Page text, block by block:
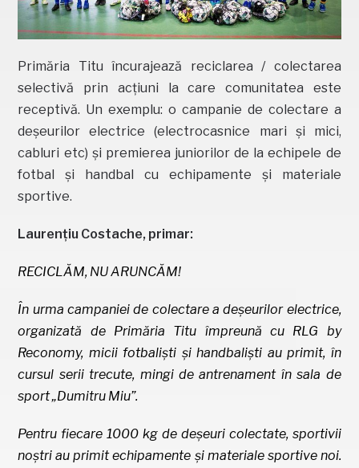
Primăria Titu încurajează reciclarea / colectarea
selectivă prin acțiuni la care comunitatea este
receptivă. Un exemplu: o campanie de colectare a
deșeurilor electrice (electrocasnice mari și mici,
cabluri etc) și premierea juniorilor de la echipele de
fotbal și handbal cu echipamente și materiale
sportive.
Laurențiu Costache, primar:
RECICLĂM, NU ARUNCĂM!
În urma campaniei de colectare a deșeurilor electrice,
organizată de Primăria Titu împreună cu RLG by
Reconomy, micii fotbaliști și handbaliști au primit, în
cursul serii trecute, mingi de antrenament în sala de
sport „Dumitru Miu”.
Pentru fiecare 1000 kg de deșeuri colectate, sportivii
noștri au primit echipamente și materiale sportive noi.